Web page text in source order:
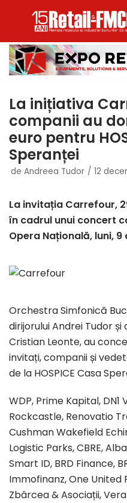
la
conținut
La inițiativa
companii au
euro pentru
Speranței
de Andreea Tudor 12
La invitația Carrefour,
în cadrul unui concert
Opera Națională, luni,
Orchestra Simfonică
dirijorului Andrei Tudor
Cristian Leonte, au
invitați, companii și
de la HOSPICE Casa
WDP, Prime Kapital, DN1
Rockcastle, Renovatio
Cushman Wakefield
Logistic Parks, CBRE,
Smart ID, BRD Finance,
Immofinanz, One United
Zbârcea & Asociații,